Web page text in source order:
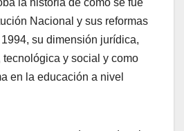
Nacional y sus reformas
su dimensión jurídica,
y social y como
en la educación a nivel